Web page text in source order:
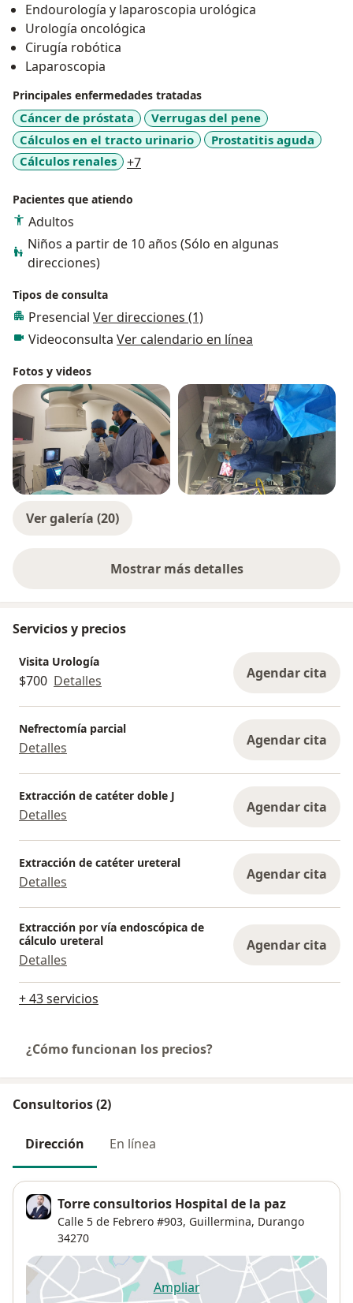
Endourología y laparoscopia urológica
Urología oncológica
Cirugía robótica
Laparoscopia
Principales enfermedades tratadas
Cáncer de próstata
Verrugas del pene
Cálculos en el tracto urinario
Prostatitis aguda
Cálculos renales
+7a11y_sr_more_diseases
Pacientes que atiendo
Adultos
Niños a partir de 10 años (Sólo en algunas
direcciones)
Tipos de consulta
Presencial Ver direcciones (1)
Videoconsulta Ver calendario en línea
Fotos y videos
Ver galería (20)
Mostrar más detalles
sobre la experiencia
Servicios y precios
Visita Urología
$700 Detalles Agendar cita
Nefrectomía parcial
Detalles Agendar cita
Extracción de catéter doble J
Detalles Agendar cita
Extracción de catéter ureteral
Detalles Agendar cita
Extracción por vía endoscópica de
cálculo ureteral
Detalles
Agendar cita
+ 43 servicios
¿Cómo funcionan los precios?
Consultorios (2)
Dirección En línea
Torre consultorios Hospital de la paz
Calle 5 de Febrero #903, Guillermina, Durango
34270
Ampliarse abre en una nueva